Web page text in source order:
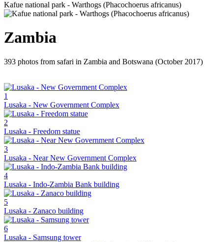
Kafue national park - Warthogs (Phacochoerus africanus)
Zambia
393 photos from safari in Zambia and Botswana (October 2017)
1
Lusaka - New Government Complex
2
Lusaka - Freedom statue
3
Lusaka - Near New Government Complex
4
Lusaka - Indo-Zambia Bank building
5
Lusaka - Zanaco building
6
Lusaka - Samsung tower